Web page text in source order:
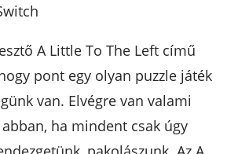
A Little To The Left című
pont egy olyan puzzle játék
van. Elvégre van valami
ha mindent csak úgy